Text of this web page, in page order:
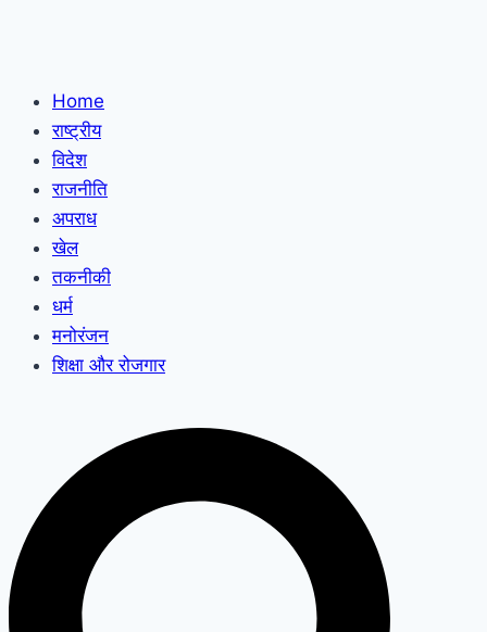
Home
राष्ट्रीय
विदेश
राजनीति
अपराध
खेल
तकनीकी
धर्म
मनोरंजन
शिक्षा और रोजगार